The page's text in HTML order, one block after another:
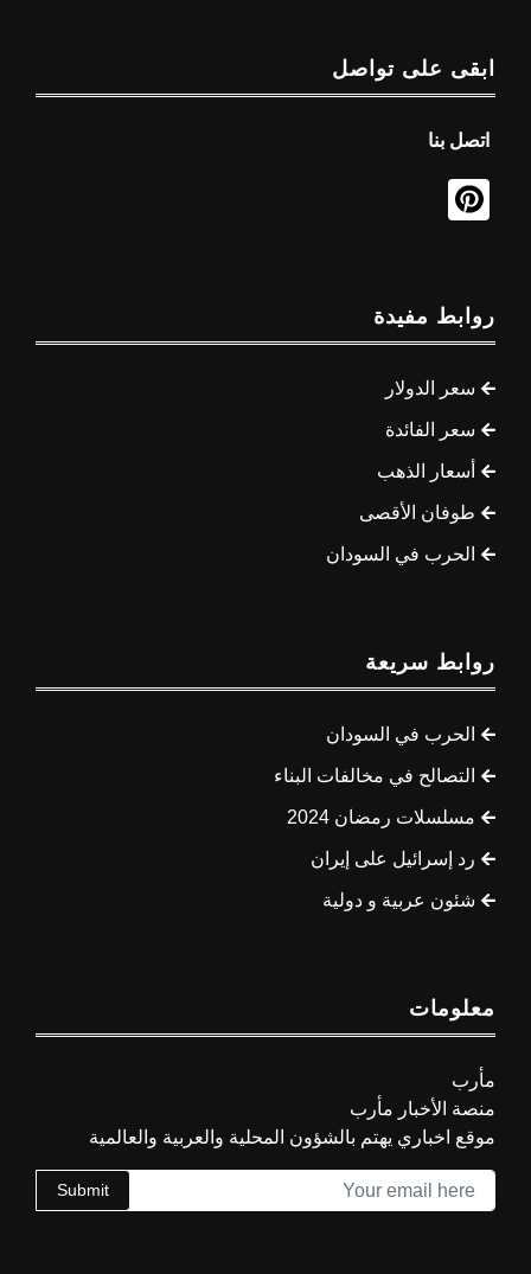
ابقى على تواصل
اتصل بنا
روابط مفيدة
سعر الدولار
سعر الفائدة
أسعار الذهب
طوفان الأقصى
الحرب في السودان
روابط سريعة
الحرب في السودان
التصالح في مخالفات البناء
مسلسلات رمضان 2024
رد إسرائيل على إيران
شئون عربية و دولية
معلومات
مأرب
منصة الأخبار مأرب
موقع اخباري يهتم بالشؤون المحلية والعربية والعالمية
Submit